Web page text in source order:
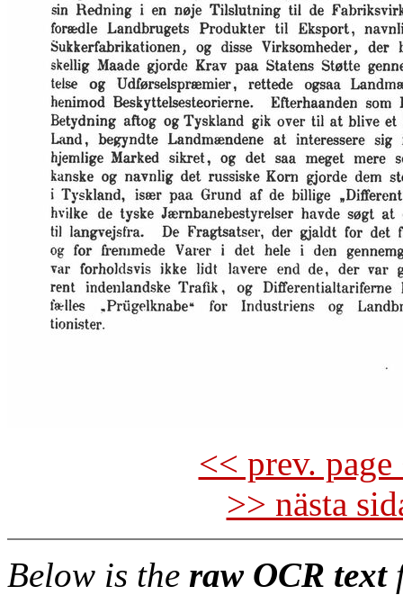
<< prev.
>> nästa
Below is the raw OCR text